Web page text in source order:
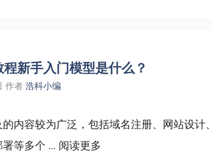
新手入门模型是什么？
作者 浩科小编
内容较为广泛，包括域名注册、网站设计
等多个 ... 阅读更多